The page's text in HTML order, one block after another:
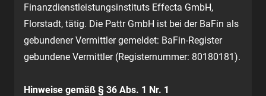
Finanzdienstleistungsinstituts Effecta GmbH,
Florstadt, tätig. Die Pattr GmbH ist bei der BaFin als
gebundener Vermittler gemeldet: BaFin-Register
gebundene Vermittler (Registernummer: 80180181).
Hinweise gemäß § 36 Abs. 1 Nr. 1